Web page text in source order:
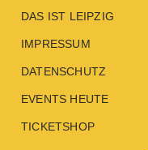
DAS IST LEIPZIG
IMPRESSUM
DATENSCHUTZ
EVENTS HEUTE
TICKETSHOP